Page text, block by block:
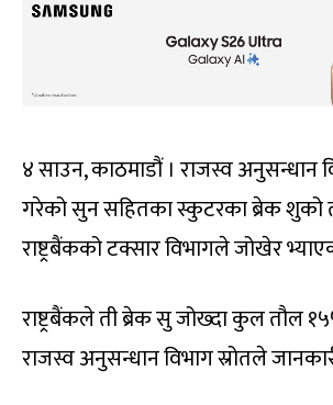
४ साउन, काठमाडौं । राजस्व अनुसन्धान
गरेको सुन सहितका स्कुटरका ब्रेक शुको
राष्ट्रबैंकको टक्सार विभागले जोखेर
राष्ट्रबैंकले ती ब्रेक सु जोख्दा कुल तौल
राजस्व अनुसन्धान विभाग स्रोतले